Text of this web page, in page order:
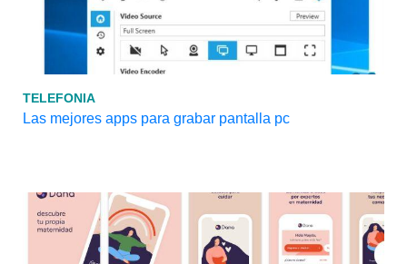
TELEFONIA
Las mejores apps para grabar pantalla pc